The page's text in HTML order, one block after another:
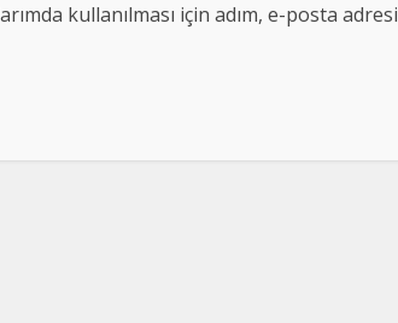
kullanılması için adım, e-posta